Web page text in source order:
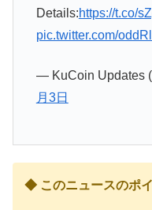
Details:https://t.co/
pic.twitter.com/
— KuCoin Updates
月3日
◆ このニュースのポ